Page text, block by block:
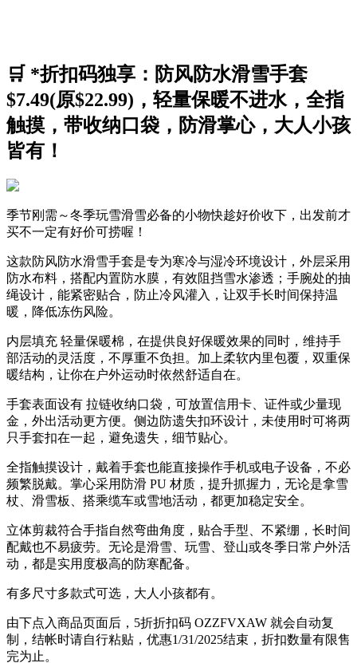
🛒 *折扣码独享：防风防水滑雪手套
$7.49(原$22.99)，轻量保暖不进水，全指
触摸，带收纳口袋，防滑掌心，大人小孩
皆有！
季节刚需～冬季玩雪滑雪必备的小物快趁好价收下，出发前才
买不一定有好价可捞喔！
这款防风防水滑雪手套是专为寒冷与湿冷环境设计，外层采用
防水布料，搭配内置防水膜，有效阻挡雪水渗透；手腕处的抽
绳设计，能紧密贴合，防止冷风灌入，让双手长时间保持温
暖，降低冻伤风险。
内层填充 轻量保暖棉，在提供良好保暖效果的同时，维持手
部活动的灵活度，不厚重不负担。加上柔软内里包覆，双重保
暖结构，让你在户外运动时依然舒适自在。
手套表面设有 拉链收纳口袋，可放置信用卡、证件或少量现
金，外出活动更方便。侧边防遗失扣环设计，未使用时可将两
只手套扣在一起，避免遗失，细节贴心。
全指触摸设计，戴着手套也能直接操作手机或电子设备，不必
频繁脱戴。掌心采用防滑 PU 材质，提升抓握力，无论是拿雪
杖、滑雪板、搭乘缆车或雪地活动，都更加稳定安全。
立体剪裁符合手指自然弯曲角度，贴合手型、不紧绷，长时间
配戴也不易疲劳。无论是滑雪、玩雪、登山或冬季日常户外活
动，都是实用度极高的防寒配备。
有多尺寸多款式可选，大人小孩都有。
由下点入商品页面后，5折折扣码 OZZFVXAW 就会自动复
制，结帐时请自行粘贴，优惠1/31/2025结束，折扣数量有限售
完为止。